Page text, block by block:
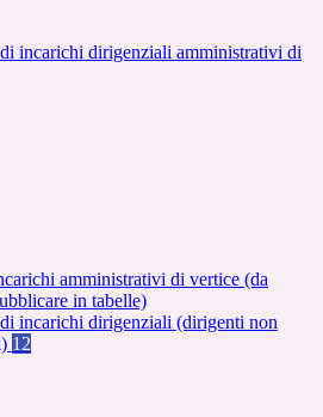
incarichi dirigenziali amministrativi di
amministrativi di vertice (da
in tabelle)
incarichi dirigenziali (dirigenti non
12